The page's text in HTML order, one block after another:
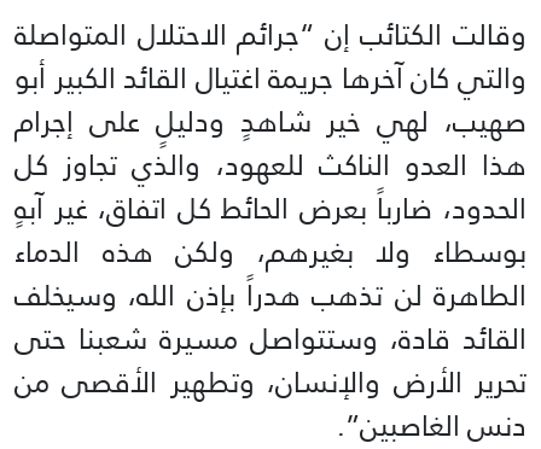
وقالت الكتائب إن “جرائم الاحتلال المتواصلة
والتي كان آخرها جريمة اغتيال القائد الكبير أبو
صهيب، لهي خير شاهدٍ ودليلٍ على إجرام
هذا العدو الناكث للعهود، والذي تجاوز كل
الحدود، ضارباً بعرض الحائط كل اتفاق، غير آبهٍ
بوسطاء ولا بغيرهم، ولكن هذه الدماء
الطاهرة لن تذهب هدراً بإذن الله، وسيخلف
القائد قادة، وستتواصل مسيرة شعبنا حتى
تحرير الأرض والإنسان، وتطهير الأقصى من
دنس الغاصبين”.